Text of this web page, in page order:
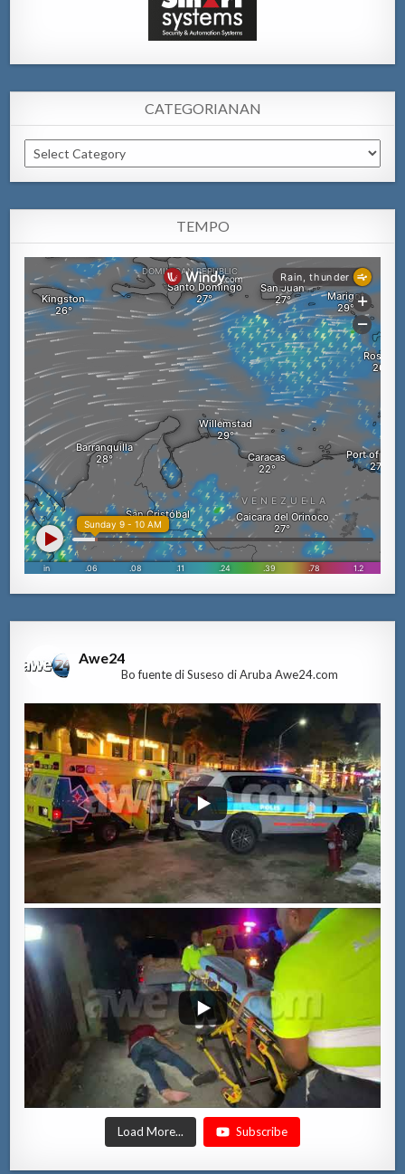
CATEGORIANAN
Categorianan
TEMPO
Awe24
Bo fuente di Suseso di Aruba Awe24.com
Load More... Subscribe